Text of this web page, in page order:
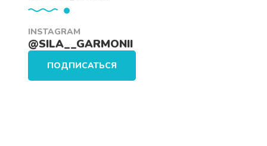
INSTAGRAM
@SILA__GARMONII
ПОДПИСАТЬСЯ